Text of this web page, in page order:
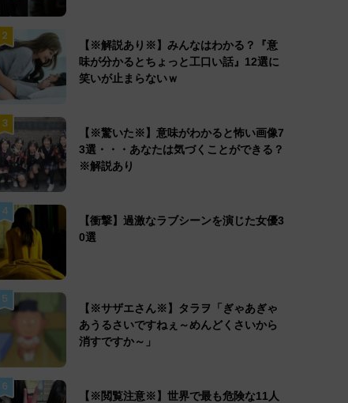
2
【※解説あり※】みんなはわかる？『意
味が分かるとちょっと工口い話』12選に
笑いが止まらないｗ
3
【※驚いた※】意味がわかると怖い画像7
3選・・・あなたは気づくことができる？
※解説あり
4
【衝撃】過激なラブシーンを演じた女優3
0選
5
【※サザエさん※】タラヲ「ぎゃあぎゃ
あうるさいですねぇ～めんどくさいから
消すですか～」
6
【※閲覧注意※】世界で最も危険な11人